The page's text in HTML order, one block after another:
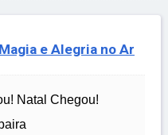
e Alegria no Ar
Natal Chegou!